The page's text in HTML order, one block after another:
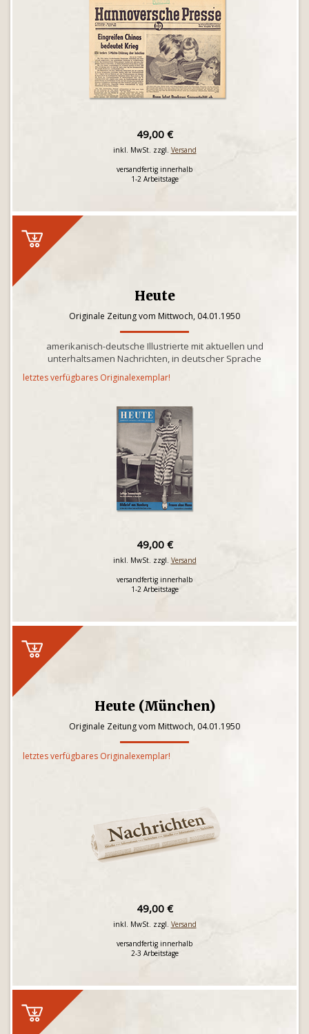
49,00 €
inkl. MwSt. zzgl. Versand
versandfertig innerhalb
1-2 Arbeitstage
Heute
Originale Zeitung vom Mittwoch, 04.01.1950
amerikanisch-deutsche Illustrierte mit aktuellen und
unterhaltsamen Nachrichten, in deutscher Sprache
letztes verfügbares Originalexemplar!
49,00 €
inkl. MwSt. zzgl. Versand
versandfertig innerhalb
1-2 Arbeitstage
Heute (München)
Originale Zeitung vom Mittwoch, 04.01.1950
letztes verfügbares Originalexemplar!
49,00 €
inkl. MwSt. zzgl. Versand
versandfertig innerhalb
2-3 Arbeitstage